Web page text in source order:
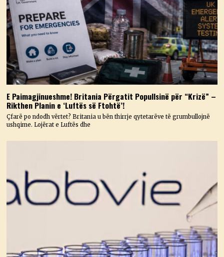
E Paimagjinueshme! Britania Përgatit Popullsinë për “Krizë” –
Rikthen Planin e ‘Luftës së Ftohtë’!
Çfarë po ndodh vërtet? Britania u bën thirrje qytetarëve të grumbullojnë
ushqime. Lojërat e Luftës dhe